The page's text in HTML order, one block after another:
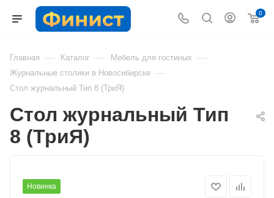
0
Главная — Каталог — Мебель для гостиных —
Журнальные столики в Новосибирске —
Стол журнальный Тип 8 (ТриЯ)
Стол журнальный Тип
8 (ТриЯ)
Новинка